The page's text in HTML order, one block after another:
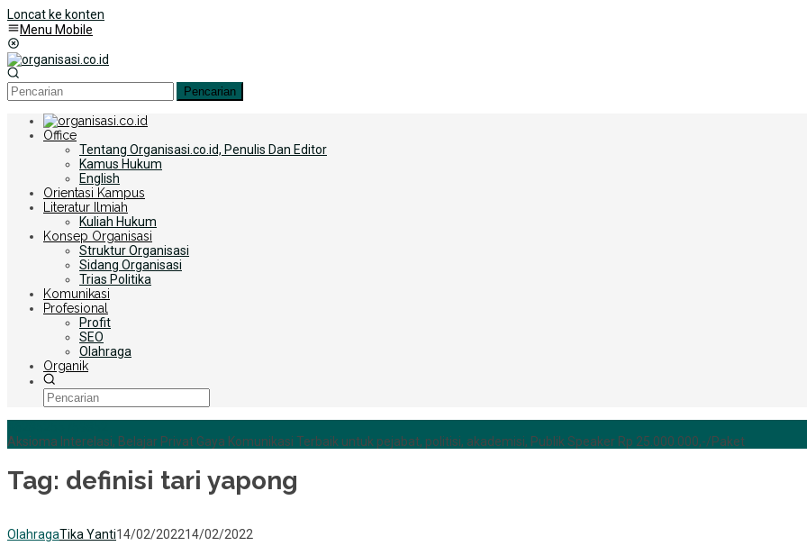
Loncat ke konten
Menu Mobile
Pencarian
Office
Tentang Organisasi.co.id, Penulis Dan Editor
Kamus Hukum
English
Orientasi Kampus
Literatur Ilmiah
Kuliah Hukum
Konsep Organisasi
Struktur Organisasi
Sidang Organisasi
Trias Politika
Komunikasi
Profesional
Profit
SEO
Olahraga
Organik
Aksioma Interelasi, Belajar Privat Gaya Komunikasi Terbaik untuk pejabat, politisi, akademisi, Publik Speaker Rp 25.000.000,-/Paket
Tag: definisi tari yapong
OlahragaTika Yanti14/02/202214/02/2022